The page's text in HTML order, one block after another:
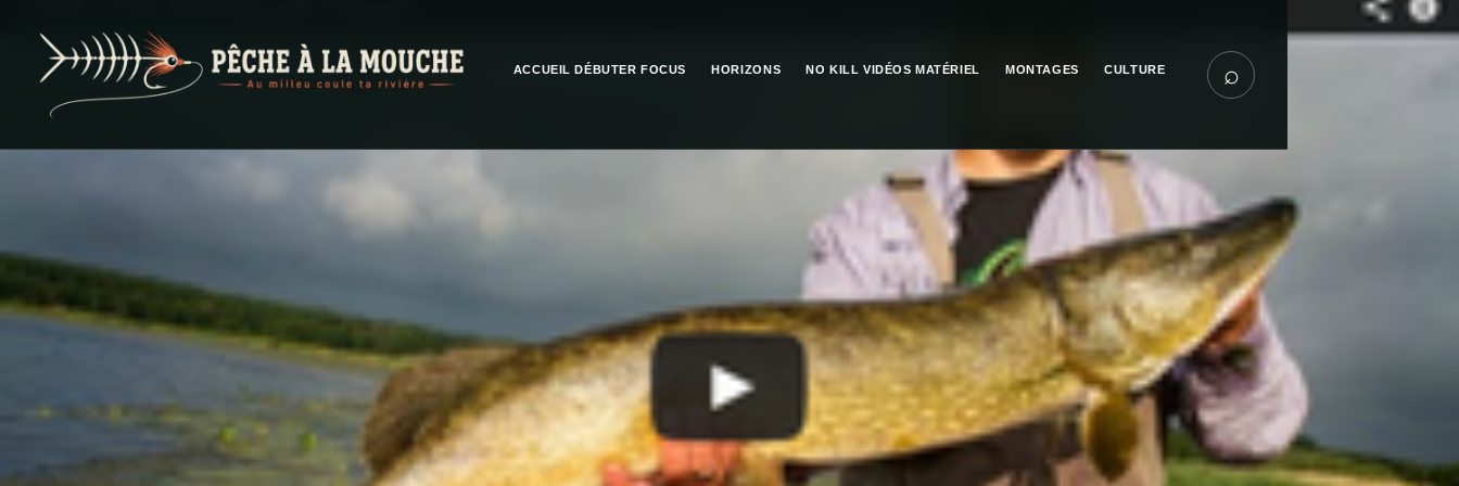
PECHE A LA MOUCHE
ACCUEIL DÉBUTER FOCUS HORIZONS NO KILL VIDÉOS MATÉRIEL MONTAGES CULTURE ⌕